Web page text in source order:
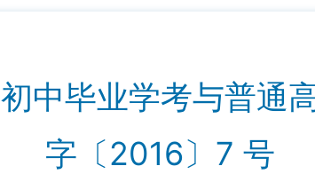
中毕业学考与普通
字〔2016〕7 号